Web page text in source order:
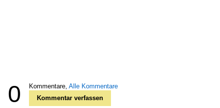
0 Kommentare, Alle Kommentare
Kommentar verfassen